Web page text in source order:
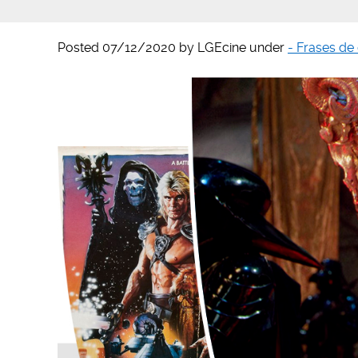
Posted 07/12/2020 by LGEcine under - Frases de